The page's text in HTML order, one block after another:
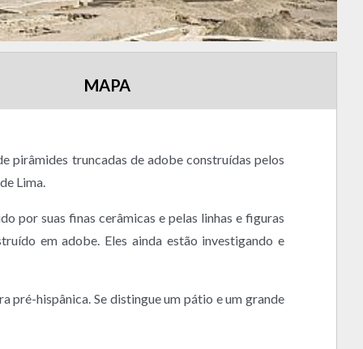
MAPA
pirâmides truncadas de adobe construídas pelos
Lima.
por suas finas cerâmicas e pelas linhas e figuras
em adobe. Eles ainda estão investigando e
pré-hispânica. Se distingue um pátio e um grande